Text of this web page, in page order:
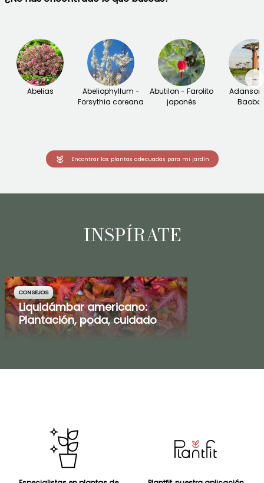
Abelias
Abeliophyllum -
Forsythia coreana
Abutilon - Farolito
japonés
→
Encontrar las plantas adecuadas para mi jardín
INSPÍRATE
CONSEJOS
Liquidámbar americano:
Plantación, poda, cuidado